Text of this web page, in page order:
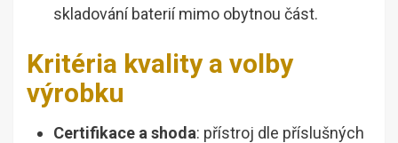
skladování baterií mimo obytnou část.
Kritéria kvality a volby
výrobku
Certifikace a shoda: přístroj dle příslušných